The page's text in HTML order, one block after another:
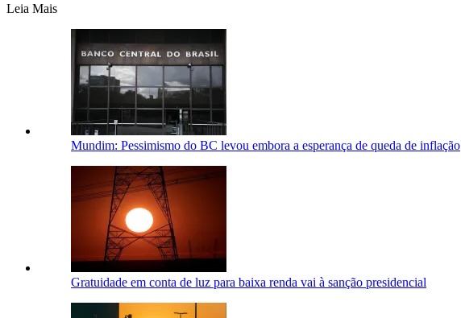
Leia Mais
Mundim: Pessimismo do BC levou embora a esperança de queda de inflação
Gratuidade em conta de luz para baixa renda vai à sanção presidencial